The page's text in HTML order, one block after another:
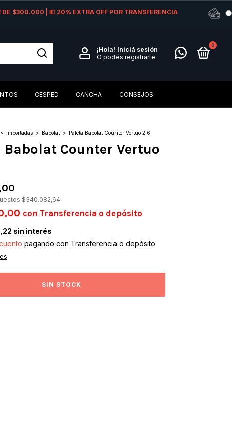
$300.000 | 💵 20% EXTRA OFF POR TRANSFERENCIA
¡Hola! Iniciá sesión
O podés registrarte
0
CESPED CANCHA CONSEJOS
> Importadas > Babolat > Paleta Babolat Counter Vertuo 2.6
Babolat Counter Vertuo
$340.082,64
con Transferencia o depósito
sin interés
pagando con Transferencia o depósito